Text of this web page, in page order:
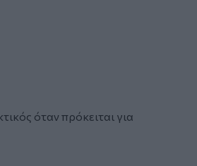
όταν πρόκειται για